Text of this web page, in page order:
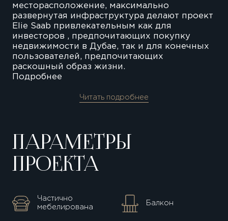
месторасположение, максимально
развернутая инфраструктура делают проект
Elie Saab привлекательным как для
инвесторов , предпочитающих покупку
недвижимости в Дубае, так и для конечных
пользователей, предпочитающих
раскошный образ жизни.
Подробнее
Читать подробнее
ПАРАМЕТРЫ
ПРОЕКТА
Частично
мебелирована
Балкон